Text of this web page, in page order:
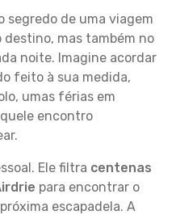
segredo de uma viagem
mas também no
noite. Imagine acordar
feito à sua medida,
umas férias em
encontro
Ele filtra centenas
para encontrar o
escapadela. A